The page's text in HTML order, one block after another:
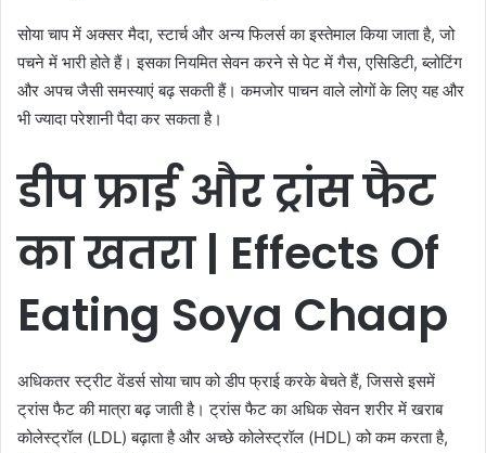
सोया चाप में अक्सर मैदा, स्टार्च और अन्य फिलर्स का इस्तेमाल किया जाता है, जो
पचने में भारी होते हैं। इसका नियमित सेवन करने से पेट में गैस, एसिडिटी, ब्लोटिंग
और अपच जैसी समस्याएं बढ़ सकती हैं। कमजोर पाचन वाले लोगों के लिए यह और
भी ज्यादा परेशानी पैदा कर सकता है।
डीपफ्राईऔरट्रांसफैट
काखतरा | Effects Of
Eating Soya Chaap
अधिकतर स्ट्रीट वेंडर्स सोया चाप को डीप फ्राई करके बेचते हैं, जिससे इसमें
ट्रांस फैट की मात्रा बढ़ जाती है। ट्रांस फैट का अधिक सेवन शरीर में खराब
कोलेस्ट्रॉल (LDL) बढ़ाता है और अच्छे कोलेस्ट्रॉल (HDL) को कम करता है,